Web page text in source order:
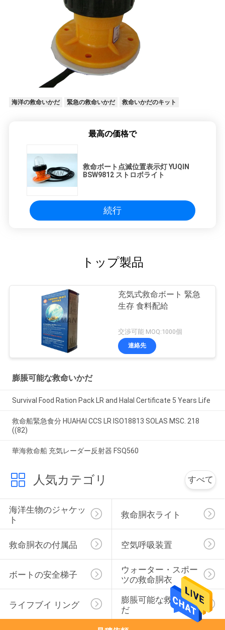
海洋の救命いかだ 緊急の救命いかだ 救命いかだのキット
最高の価格で
救命ボート点滅位置表示灯 YUQIN
BSW9812 ストロボライト
続行
トップ製品
充気式救命ボート 緊急
生存 食料配給
交渉可能 MOQ:1000個
連絡先
膨脹可能な救命いかだ
Survival Food Ration Pack LR and Halal Certificate 5 Years Life
救命船緊急食分 HUAHAI CCS LR ISO18813 SOLAS MSC. 218
((82)
華海救命船 充気レーダー反射器 FSQ560
人気カテゴリ すべて
海洋生物のジャケッ
ト
救命胴衣ライト
救命胴衣の付属品 空気呼吸装置
ボートの安全梯子
ウォーター・スポー
ツの救命胴衣
ライフブイ リング
膨脹可能な救命いか
だ